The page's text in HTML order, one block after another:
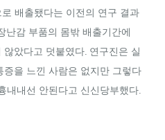
배출됐다는 이전의 연구 결과
난감 부품의 몸밖 배출기간에
았다고 덧붙였다. 연구진은 실
을 느낀 사람은 없지만 그렇다
내내선 안된다고 신신당부했다.